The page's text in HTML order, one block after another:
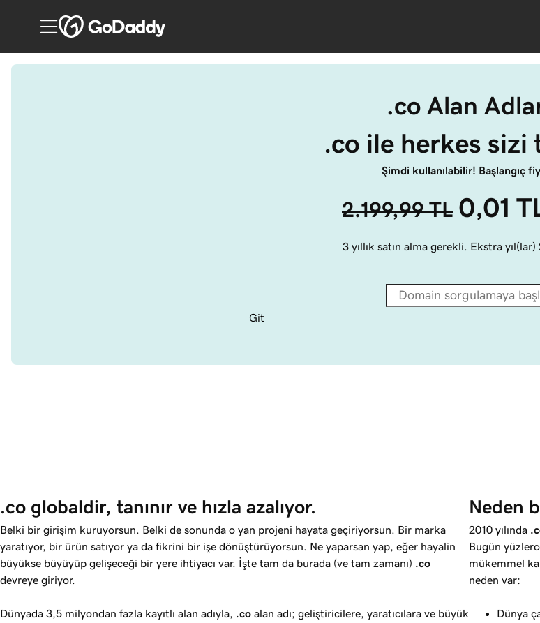
.co Alan
.co ile herkes sizi
Şimdi kullanılabilir! Başlangıç
2.199,99 TL 0,01
3 yıllık satın alma gerekli. Ekstra yıl(lar)
Git
.co globaldir, tanınır ve hızla azalıyor.
Belki bir girişim kuruyorsun. Belki de sonunda o yan projeni hayata geçiriyorsun. Bir marka
yaratıyor, bir ürün satıyor ya da fikrini bir işe dönüştürüyorsun. Ne yaparsan yap, eğer hayalin
büyükse büyüyüp gelişeceği bir yere ihtiyacı var. İşte tam da burada (ve tam zamanı) .co
devreye giriyor.
Dünyada 3,5 milyondan fazla kayıtlı alan adıyla, .co alan adı; geliştiricilere, yaratıcılara ve büyük
Neden
2010 yılında
Bugün
mükemmel
neden var:
Dünya